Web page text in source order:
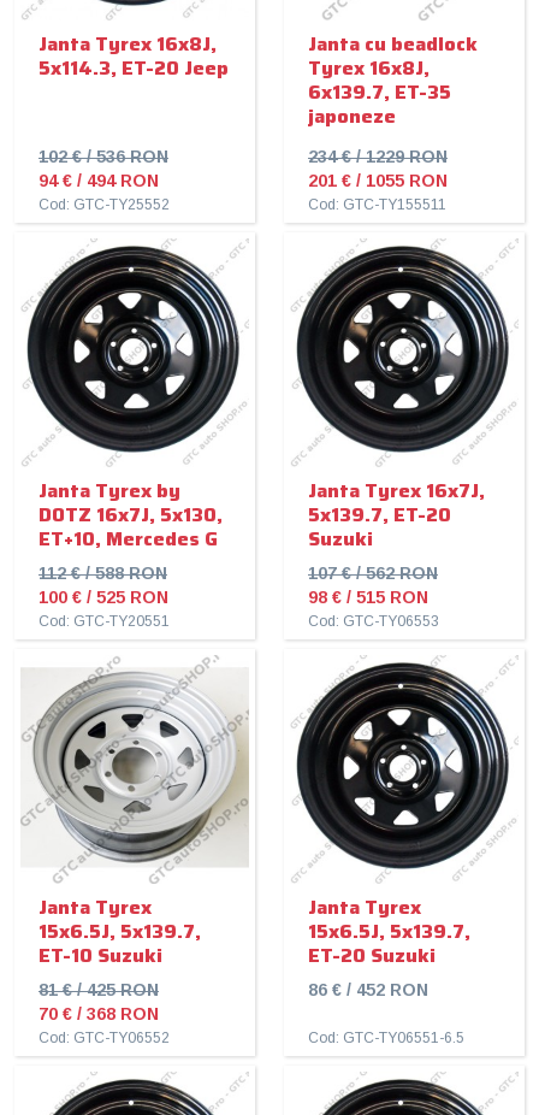
Janta Tyrex 16x8J,
5x114.3, ET-20 Jeep
102 € / 536 RON
94 € / 494 RON
Cod: GTC-TY25552
Janta cu beadlock
Tyrex 16x8J,
6x139.7, ET-35
japoneze
234 € / 1229 RON
201 € / 1055 RON
Cod: GTC-TY155511
Janta Tyrex by
DOTZ 16x7J, 5x130,
ET+10, Mercedes G
112 € / 588 RON
100 € / 525 RON
Cod: GTC-TY20551
Janta Tyrex 16x7J,
5x139.7, ET-20
Suzuki
107 € / 562 RON
98 € / 515 RON
Cod: GTC-TY06553
Janta Tyrex
15x6.5J, 5x139.7,
ET-10 Suzuki
81 € / 425 RON
70 € / 368 RON
Cod: GTC-TY06552
Janta Tyrex
15x6.5J, 5x139.7,
ET-20 Suzuki
86 € / 452 RON
Cod: GTC-TY06551-6.5